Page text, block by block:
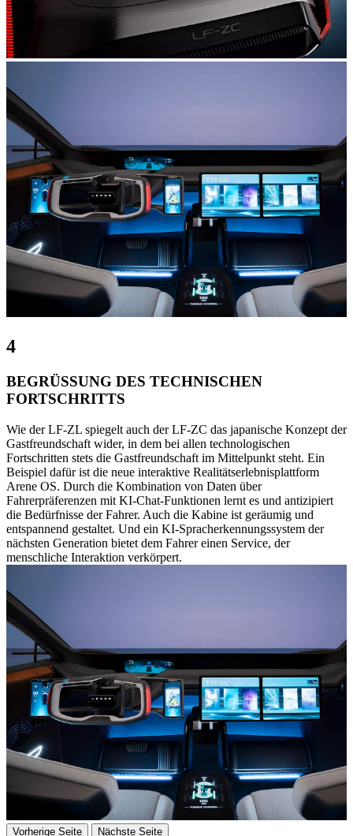
4
BEGRÜSSUNG DES TECHNISCHEN
FORTSCHRITTS
Wie der LF-ZL spiegelt auch der LF-ZC das japanische Konzept der
Gastfreundschaft wider, in dem bei allen technologischen
Fortschritten stets die Gastfreundschaft im Mittelpunkt steht. Ein
Beispiel dafür ist die neue interaktive Realitätserlebnisplattform
Arene OS. Durch die Kombination von Daten über
Fahrerpräferenzen mit KI-Chat-Funktionen lernt es und antizipiert
die Bedürfnisse der Fahrer. Auch die Kabine ist geräumig und
entspannend gestaltet. Und ein KI-Spracherkennungssystem der
nächsten Generation bietet dem Fahrer einen Service, der
menschliche Interaktion verkörpert.
Vorherige Seite Nächste Seite